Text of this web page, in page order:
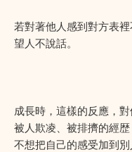
若對著他人感到對方表
望人不說話。
成長時，這樣的反應，
被人欺凌、被排擠的經
不想把自己的感受加到別